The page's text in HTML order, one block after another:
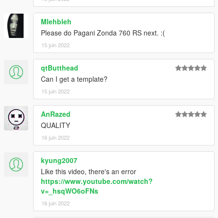
Mlehbleh
Please do Pagani Zonda 760 RS next. :(
15 juin 2022
qtButthead
Can I get a template?
15 juin 2022
AnRazed
QUALITY
16 juin 2022
kyung2007
Like this video, there's an error
https://www.youtube.com/watch?
v=_hsqWO6oFNs
16 juin 2022